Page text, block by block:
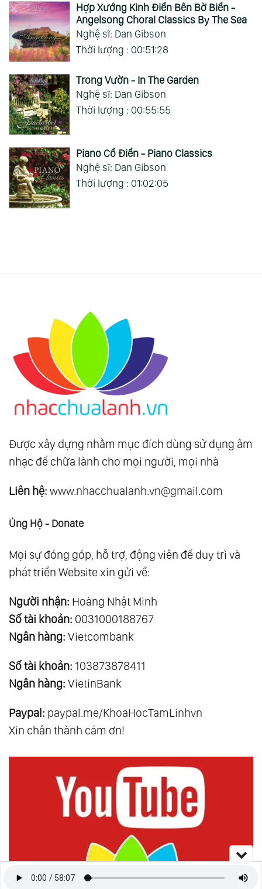
Hợp Xướng Kinh Điển Bên Bờ Biển -
Angelsong Choral Classics By The Sea
Nghệ sĩ: Dan Gibson
Thời lượng : 00:51:28
Trong Vườn - In The Garden
Nghệ sĩ: Dan Gibson
Thời lượng : 00:55:55
Piano Cổ Điển - Piano Classics
Nghệ sĩ: Dan Gibson
Thời lượng : 01:02:05
Được xây dựng nhằm mục đích dùng sử dụng âm
nhạc để chữa lành cho mọi người, mọi nhà
Liên hệ: www.nhacchualanh.vn@gmail.com
Ủng Hộ - Donate
Mọi sự đóng góp, hỗ trợ, động viên để duy trì và
phát triển Website xin gửi về:
Người nhận: Hoàng Nhật Minh
Số tài khoản: 0031000188767
Ngân hàng: Vietcombank
Số tài khoản: 103873878411
Ngân hàng: VietinBank
Paypal: paypal.me/KhoaHocTamLinhvn
Xin chân thành cám ơn!